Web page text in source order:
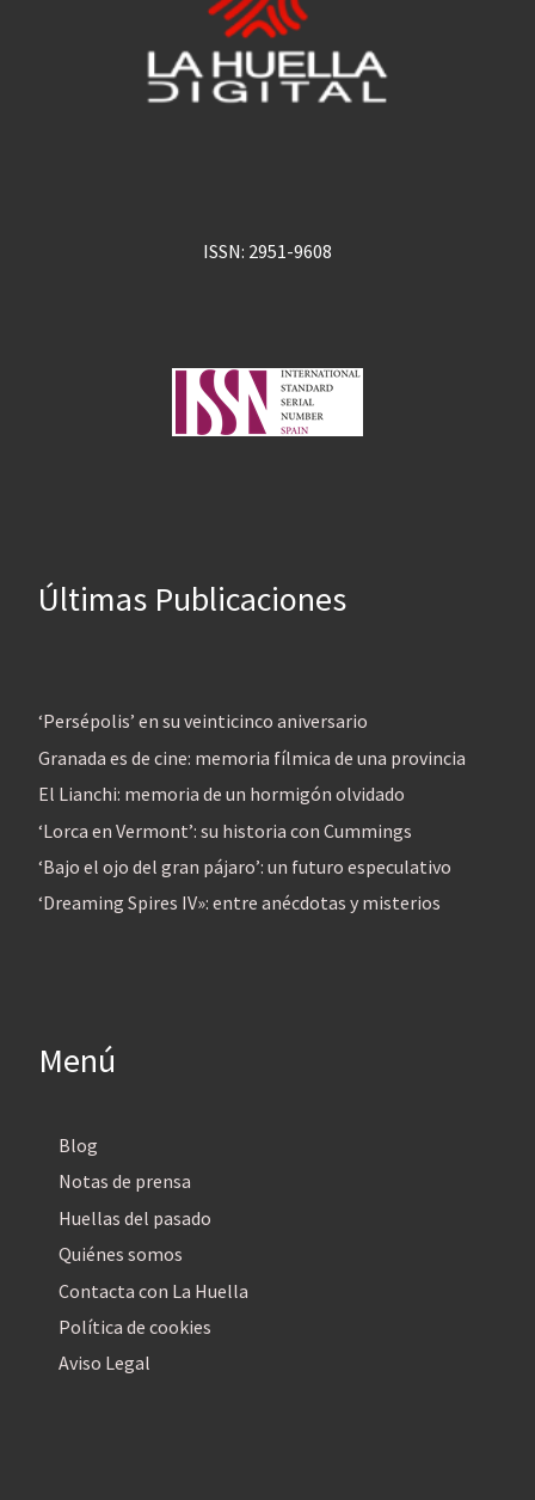
ISSN: 2951-9608
Últimas Publicaciones
‘Persépolis’ en su veinticinco aniversario
Granada es de cine: memoria fílmica de una provincia
El Lianchi: memoria de un hormigón olvidado
‘Lorca en Vermont’: su historia con Cummings
‘Bajo el ojo del gran pájaro’: un futuro especulativo
‘Dreaming Spires IV»: entre anécdotas y misterios
Menú
Blog
Notas de prensa
Huellas del pasado
Quiénes somos
Contacta con La Huella
Política de cookies
Aviso Legal